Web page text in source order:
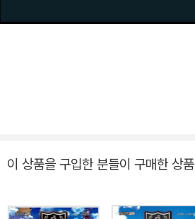
이 상품을 구입한 분들이 구매한 상품